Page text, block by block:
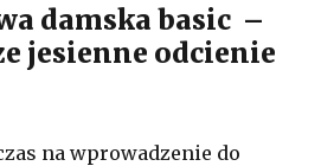
damska basic –
jesienne odcienie
na wprowadzenie do